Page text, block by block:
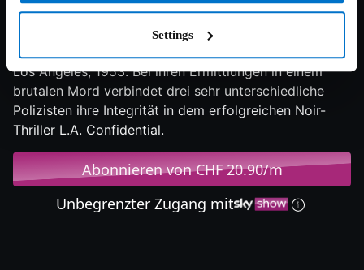
Settings
2013 132 min
Los Angeles, 1953. Bei ihren Ermittlungen in einem
brutalen Mord verbindet drei sehr unterschiedliche
Polizisten ihre Integrität in dem erfolgreichen Noir-
Thriller L.A. Confidential.
Abonnieren von CHF 20.90/m
Unbegrenzter Zugang mit